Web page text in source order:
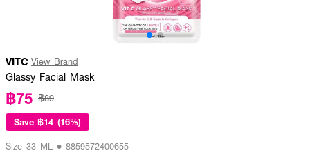
VITC View Brand
Glassy Facial Mask
฿75 ฿89
Save ฿14 (16%)
Size 33 ML • 8859572400655